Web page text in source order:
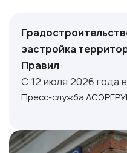
застройка
Правил
С 12 июля 2026 года
Пресс-служба